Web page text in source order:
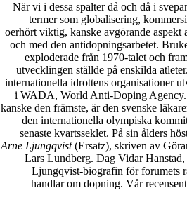
När vi i dessa spalter då och då i
termer som globalisering,
oerhört viktig, kanske avgörande
och med den antidopningsarbetet.
exploderade från 1970-talet och
utvecklingen ställde på enskilda
internationella idrottens organisationer
i WADA, World Anti-Doping Agency.
kanske den främste, är den svenske
den internationella olympiska
senaste kvartsseklet. På sin ålders
Arne Ljungqvist(Ersatz), skriven av
Lars Lundberg. Dag Vidar
Ljungqvist-biografin för forumets
handlar om dopning. Vår